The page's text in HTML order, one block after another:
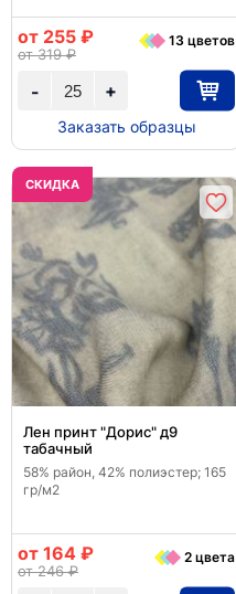
+
-
от 255 ₽
от 319 ₽
13 цветов
Заказать образцы
CКИДКА
Лен принт "Дорис" д9
табачный
58% район, 42% полиэстер; 165
гр/м2
от 164 ₽
от 246 ₽
2 цвета